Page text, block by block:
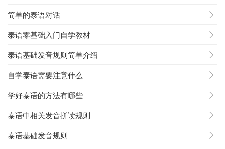
简单的泰语对话
泰语零基础入门自学教材
泰语基础发音规则简单介绍
自学泰语需要注意什么
学好泰语的方法有哪些
泰语中相关发音拼读规则
泰语基础发音规则